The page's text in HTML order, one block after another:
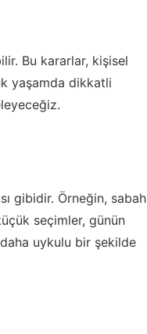
Bu kararlar, kişisel
yaşamda dikkatli
gibidir. Örneğin, sabah
seçimler, günün
uykulu bir şekilde